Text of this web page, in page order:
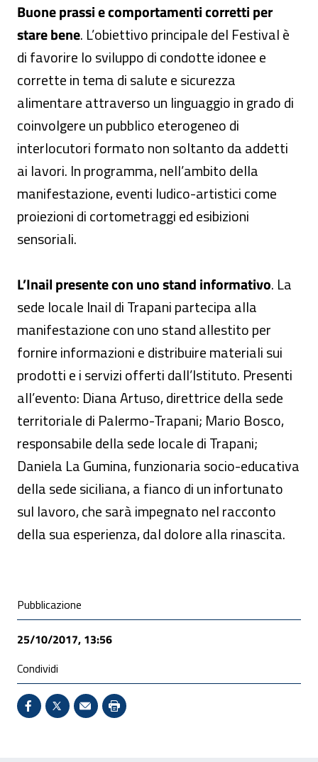
Buone prassi e comportamenti corretti per
stare bene. L’obiettivo principale del Festival è
di favorire lo sviluppo di condotte idonee e
corrette in tema di salute e sicurezza
alimentare attraverso un linguaggio in grado di
coinvolgere un pubblico eterogeneo di
interlocutori formato non soltanto da addetti
ai lavori. In programma, nell’ambito della
manifestazione, eventi ludico-artistici come
proiezioni di cortometraggi ed esibizioni
sensoriali.
L’Inail presente con uno stand informativo. La
sede locale Inail di Trapani partecipa alla
manifestazione con uno stand allestito per
fornire informazioni e distribuire materiali sui
prodotti e i servizi offerti dall’Istituto. Presenti
all’evento: Diana Artuso, direttrice della sede
territoriale di Palermo-Trapani; Mario Bosco,
responsabile della sede locale di Trapani;
Daniela La Gumina, funzionaria socio-educativa
della sede siciliana, a fianco di un infortunato
sul lavoro, che sarà impegnato nel racconto
della sua esperienza, dal dolore alla rinascita.
Condivisione social
Pubblicazione
25/10/2017, 13:56
Condividi
Condividi su Facebook - Sito esterno - Apertura in
X - Sito esterno - Apertura in nuova finestra
Invio Mail: apre il programma di posta
Stampa pagina: scelta meno